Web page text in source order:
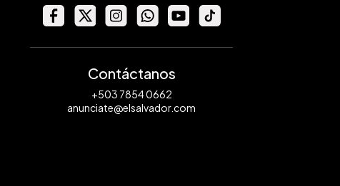
Contáctanos
+503 7854 0662
anunciate@elsalvador.com